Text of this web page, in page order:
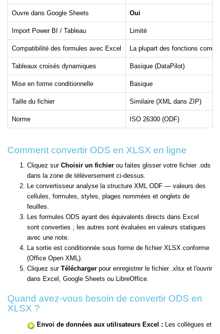
Ouvre dans Google Sheets Oui
Import Power BI / Tableau Limité
Compatibilité des formules avec Excel La plupart des fonctions
Tableaux croisés dynamiques Basique (DataPilot)
Mise en forme conditionnelle Basique
Taille du fichier Similaire (XML dans ZIP)
Norme ISO 26300 (ODF)
Comment convertir ODS en XLSX en ligne
Cliquez sur Choisir un fichier ou faites glisser votre fichier .ods
dans la zone de téléversement ci-dessus.
Le convertisseur analyse la structure XML ODF — valeurs des
cellules, formules, styles, plages nommées et onglets de
feuilles.
Les formules ODS ayant des équivalents directs dans Excel
sont converties ; les autres sont évaluées en valeurs statiques
avec une note.
La sortie est conditionnée sous forme de fichier XLSX conforme
(Office Open XML).
Cliquez sur Télécharger pour enregistrer le fichier .xlsx et l'ouvrir
dans Excel, Google Sheets ou LibreOffice.
Quand avez-vous besoin de convertir ODS en
XLSX ?
Envoi de données aux utilisateurs Excel : Les collègues et